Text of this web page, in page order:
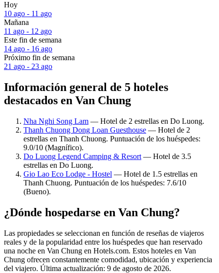
Hoy
10 ago - 11 ago
Mañana
11 ago - 12 ago
Este fin de semana
14 ago - 16 ago
Próximo fin de semana
21 ago - 23 ago
Información general de 5 hoteles
destacados en Van Chung
Nha Nghi Song Lam — Hotel de 2 estrellas en Do Luong.
Thanh Chuong Dong Loan Guesthouse — Hotel de 2
estrellas en Thanh Chuong. Puntuación de los huéspedes:
9.0/10 (Magnífico).
Do Luong Legend Camping & Resort — Hotel de 3.5
estrellas en Do Luong.
Gio Lao Eco Lodge - Hostel — Hotel de 1.5 estrellas en
Thanh Chuong. Puntuación de los huéspedes: 7.6/10
(Bueno).
¿Dónde hospedarse en Van Chung?
Las propiedades se seleccionan en función de reseñas de viajeros
reales y de la popularidad entre los huéspedes que han reservado
una noche en Van Chung en Hotels.com. Estos hoteles en Van
Chung ofrecen constantemente comodidad, ubicación y experiencia
del viajero. Última actualización: 9 de agosto de 2026.